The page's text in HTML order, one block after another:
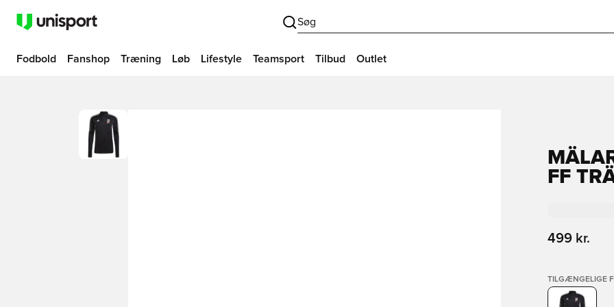
Søg
Fodbold Fanshop Træning Løb Lifestyle Teamsport Tilbud Outlet
FF
499 kr.
TILGÆNGELIGE